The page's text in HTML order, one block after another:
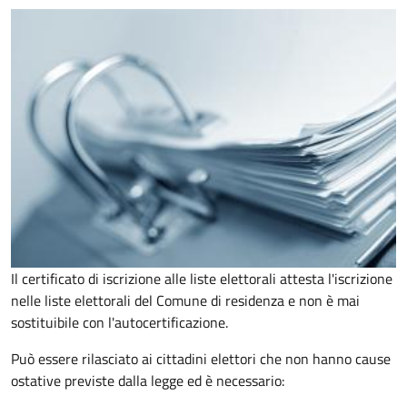
Il certificato di iscrizione alle liste elettorali attesta l'iscrizione
nelle liste elettorali del Comune di residenza e non è mai
sostituibile con l'autocertificazione.
Può essere rilasciato ai cittadini elettori che non hanno cause
ostative previste dalla legge ed è necessario: